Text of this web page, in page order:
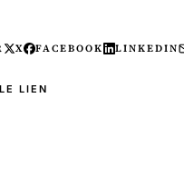
X FACEBOOK LINKEDIN
LIEN